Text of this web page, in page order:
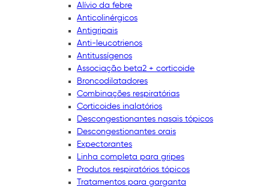
Alívio da febre
Anticolinérgicos
Antigripais
Anti-leucotrienos
Antitussígenos
Associação beta2 + corticoide
Broncodilatadores
Combinações respiratórias
Corticoides inalatórios
Descongestionantes nasais tópicos
Descongestionantes orais
Expectorantes
Linha completa para gripes
Produtos respiratórios tópicos
Tratamentos para garganta